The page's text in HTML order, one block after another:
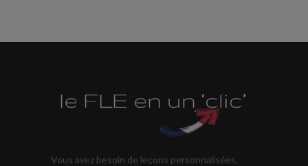
Vous avez besoin de leçons personnalisées,